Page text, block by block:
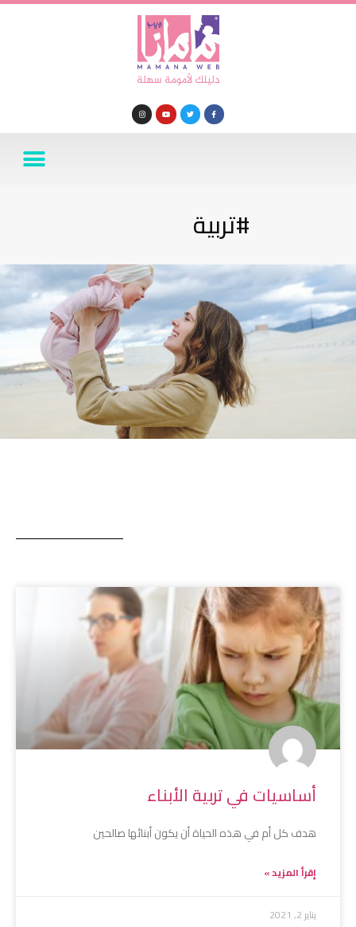
#تربية
أساسيات في تربية الأبناء
هدف كل أم في هذه الحياة أن يكون أبنائها صالحين
إقرأ المزيد »
يناير 2, 2021